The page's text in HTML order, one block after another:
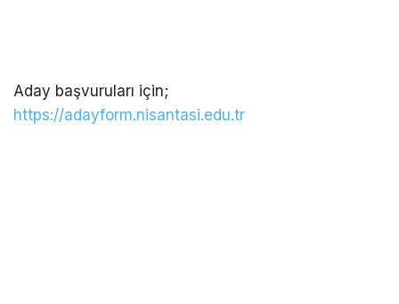
Aday başvuruları için;
https://adayform.nisantasi.edu.tr